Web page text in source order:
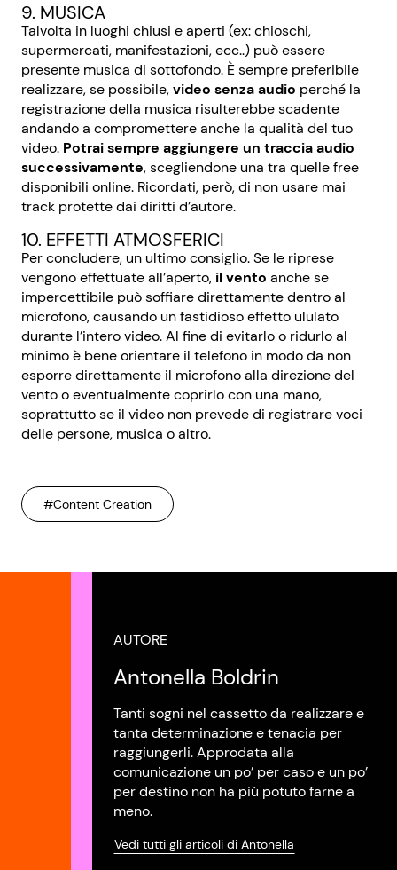
9. MUSICA
Talvolta in luoghi chiusi e aperti (ex: chioschi,
supermercati, manifestazioni, ecc..) può essere
presente musica di sottofondo. È sempre preferibile
realizzare, se possibile,video senza audio perché la
registrazione della musica risulterebbe scadente
andando a compromettere anche la qualità del tuo
video. Potrai sempre aggiungere un traccia audio
successivamente, scegliendone una tra quelle free
disponibili online. Ricordati, però, di non usare mai
track protette dai diritti d’autore.
10. EFFETTI ATMOSFERICI
Per concludere, un ultimo consiglio. Se le riprese
vengono effettuate all’aperto, il vento anche se
impercettibile può soffiare direttamente dentro al
microfono, causando un fastidioso effetto ululato
durante l’intero video. Al fine di evitarlo o ridurlo al
minimo è bene orientare il telefono in modo da non
esporre direttamente il microfono alla direzione del
vento o eventualmente coprirlo con una mano,
soprattutto se il video non prevede di registrare voci
delle persone, musica o altro.
#Content Creation
AUTORE
Antonella Boldrin
Tanti sogni nel cassetto da realizzare e
tanta determinazione e tenacia per
raggiungerli. Approdata alla
comunicazione un po’ per caso e un po’
per destino non ha più potuto farne a
meno.
Vedi tutti gli articoli di Antonella